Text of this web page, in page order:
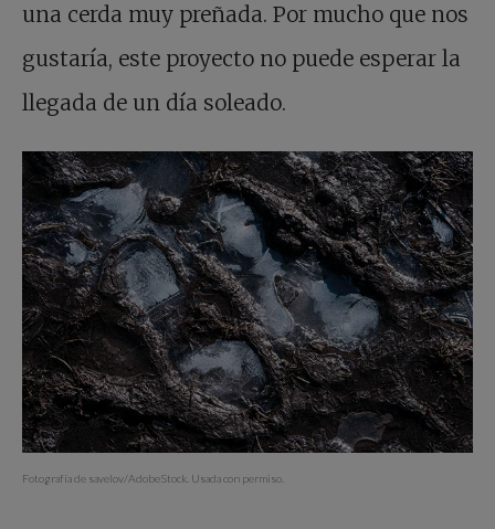
una cerda muy preñada. Por mucho que nos
gustaría, este proyecto no puede esperar la
llegada de un día soleado.
Fotografía de savelov/AdobeStock. Usada con permiso.